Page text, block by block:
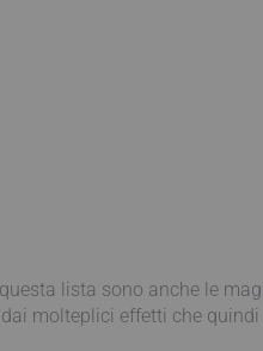
lista sono anche le
dai molteplici effetti che